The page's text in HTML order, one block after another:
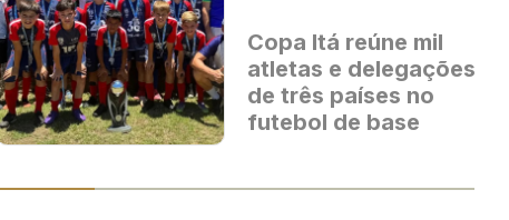
Copa Itá reúne mil
atletas e delegações
de três países no
futebol de base